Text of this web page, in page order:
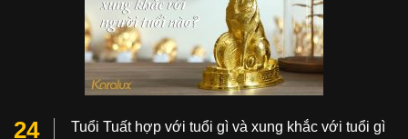
24 Tuổi Tuất hợp với tuổi gì và xung khắc với tuổi gì